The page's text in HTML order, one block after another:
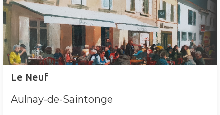
Le Neuf
Aulnay-de-Saintonge